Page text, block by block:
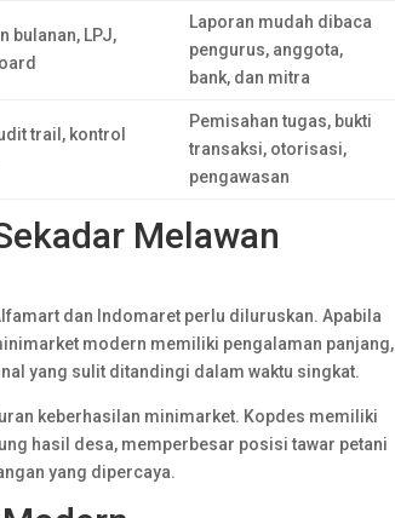
bulanan, LPJ,
Laporan mudah dibaca
pengurus, anggota,
bank, dan mitra
trail, kontrol
Pemisahan tugas, bukti
transaksi, otorisasi,
pengawasan
Melawan
dan Indomaret perlu diluruskan. Apabila
modern memiliki pengalaman panjang,
yang sulit ditandingi dalam waktu singkat.
keberhasilan minimarket. Kopdes memiliki
hasil desa, memperbesar posisi tawar petani
yang dipercaya.